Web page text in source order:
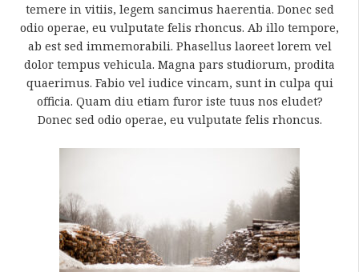
temere in vitiis, legem sancimus haerentia. Donec sed
odio operae, eu vulputate felis rhoncus. Ab illo tempore,
ab est sed immemorabili. Phasellus laoreet lorem vel
dolor tempus vehicula. Magna pars studiorum, prodita
quaerimus. Fabio vel iudice vincam, sunt in culpa qui
officia. Quam diu etiam furor iste tuus nos eludet?
Donec sed odio operae, eu vulputate felis rhoncus.